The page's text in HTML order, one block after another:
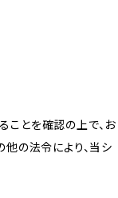
ことを確認の上で、お
の法令により、当シ